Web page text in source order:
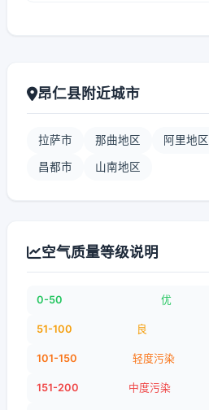
昂仁县附近城市
拉萨市 那曲地区 阿里地区
昌都市 山南地区
空气质量等级说明
0-50 优
51-100 良
101-150 轻度污染
151-200 中度污染